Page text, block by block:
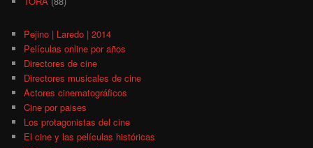
Pejino | Laredo | 2014
Películas online por años
Directores de cine
Directores musicales de cine
Actores cinematográficos
Cine por paises
Los protagonistas del cine
El cine y las películas históricas